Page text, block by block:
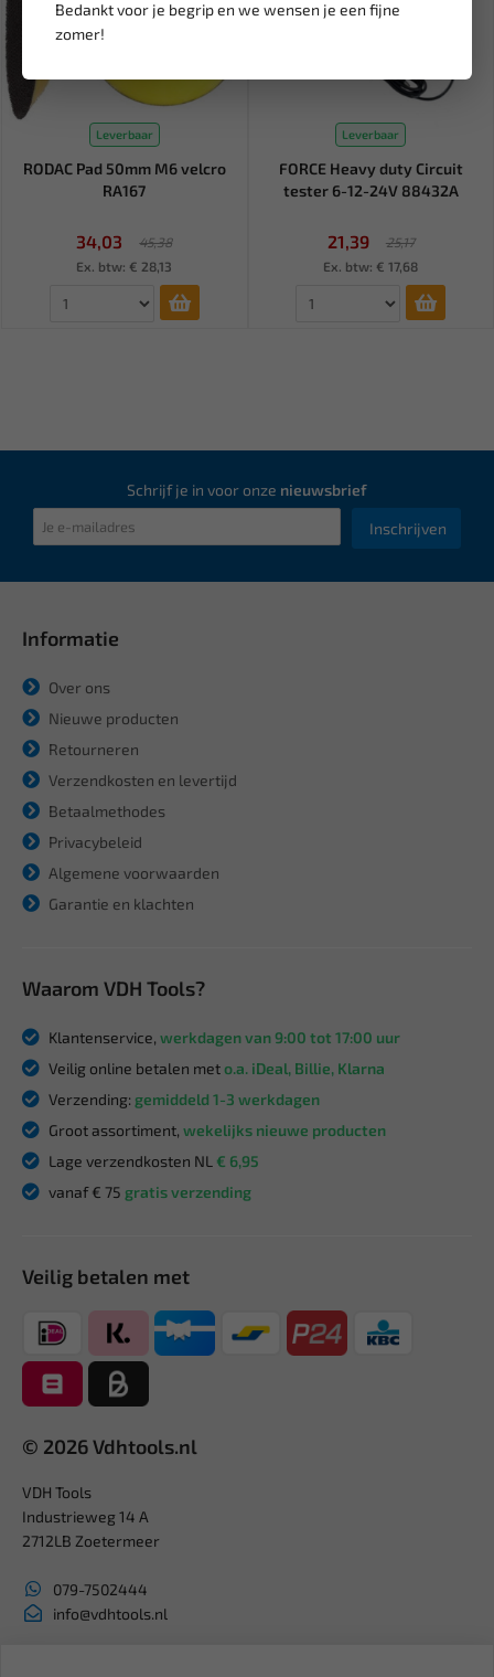
Bedankt voor je begrip en we wensen je een fijne
zomer!
Leverbaar
RODAC Pad 50mm M6 velcro
RA167
34,03
45,38
Ex. btw: € 28,13
Leverbaar
FORCE Heavy duty Circuit
tester 6-12-24V 88432A
21,39
25,17
Ex. btw: € 17,68
Schrijf je in voor onze nieuwsbrief
Inschrijven
Informatie
Over ons
Nieuwe producten
Retourneren
Verzendkosten en levertijd
Betaalmethodes
Privacybeleid
Algemene voorwaarden
Garantie en klachten
Waarom VDH Tools?
Klantenservice, werkdagen van 9:00 tot 17:00 uur
Veilig online betalen meto.a. iDeal, Billie, Klarna
Verzending: gemiddeld 1-3 werkdagen
Groot assortiment, wekelijks nieuwe producten
Lage verzendkosten NL € 6,95
vanaf € 75 gratis verzending
Veilig betalen met
© 2026 Vdhtools.nl
VDH Tools
Industrieweg 14 A
2712LB Zoetermeer
079-7502444
info@vdhtools.nl